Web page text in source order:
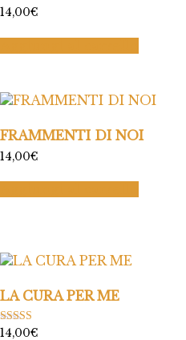
14,00€
FRAMMENTI DI NOI
14,00€
LA CURA PER ME
Valutato
14,00€